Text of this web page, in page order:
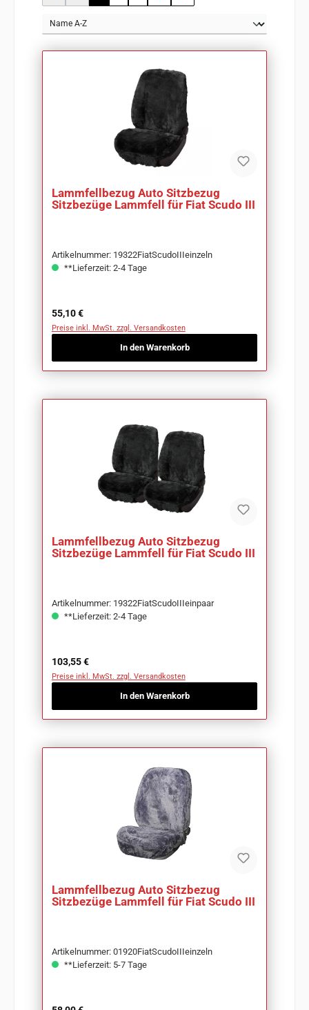
Lammfellbezug Auto Sitzbezug
Sitzbezüge Lammfell für Fiat Scudo III
Artikelnummer: 19322FiatScudoIIIeinzeln
**Lieferzeit: 2-4 Tage
Regulärer Preis:
55,10 €
Preise inkl. MwSt. zzgl. Versandkosten
In den Warenkorb
Lammfellbezug Auto Sitzbezug
Sitzbezüge Lammfell für Fiat Scudo III
Artikelnummer: 19322FiatScudoIIIeinpaar
**Lieferzeit: 2-4 Tage
Regulärer Preis:
103,55 €
Preise inkl. MwSt. zzgl. Versandkosten
In den Warenkorb
Lammfellbezug Auto Sitzbezug
Sitzbezüge Lammfell für Fiat Scudo III
Artikelnummer: 01920FiatScudoIIIeinzeln
**Lieferzeit: 5-7 Tage